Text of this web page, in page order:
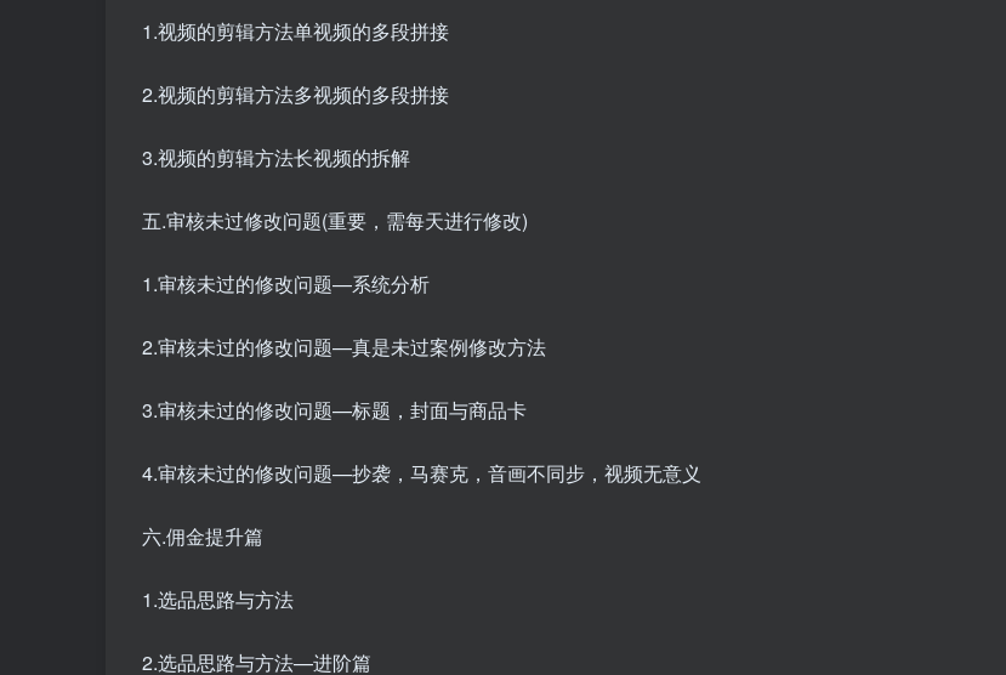
1.视频的剪辑方法单视频的多段拼接
2.视频的剪辑方法多视频的多段拼接
3.视频的剪辑方法长视频的拆解
五.审核未过修改问题(重要，需每天进行修改)
1.审核未过的修改问题—系统分析
2.审核未过的修改问题—真是未过案例修改方法
3.审核未过的修改问题—标题，封面与商品卡
4.审核未过的修改问题—抄袭，马赛克，音画不同步，视频无意义
六.佣金提升篇
1.选品思路与方法
2.选品思路与方法—进阶篇